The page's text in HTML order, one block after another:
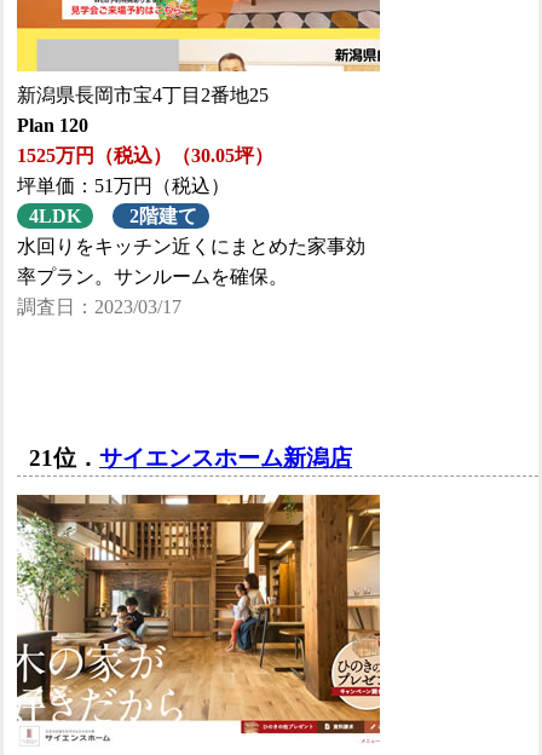
新潟県長岡市宝4丁目2番地25
Plan 120
1525万円（税込）（30.05坪）
坪単価：51万円（税込）
4LDK
2階建て
水回りをキッチン近くにまとめた家事効
率プラン。サンルームを確保。
調査日：2023/03/17
21位．サイエンスホーム新潟店